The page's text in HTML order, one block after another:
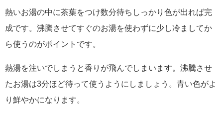
熱いお湯の中に茶葉をつけ数分待ちしっかり色が出れば完
成です。沸騰させてすぐのお湯を使わずに少し冷ましてか
ら使うのがポイントです。
熱湯を注いでしまうと香りが飛んでしまいます。沸騰させ
たお湯は3分ほど待って使うようにしましょう。青い色がよ
り鮮やかになります。